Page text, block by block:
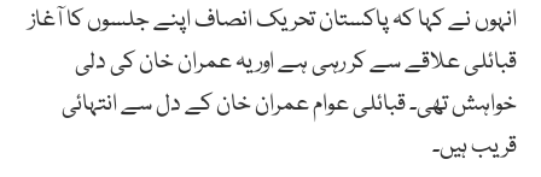
انہوں نے کہا کہ پاکستان تحریک انصاف اپنے جلسوں کا آغاز
قبائلی علاقے سے کر رہی ہے اور یہ عمران خان کی دلی
خواہش تھی۔ قبائلی عوام عمران خان کے دل سے انتہائی
قریب ہیں۔